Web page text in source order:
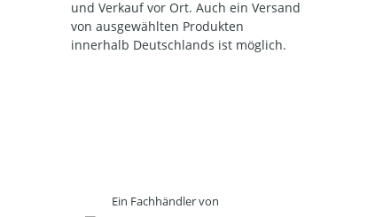
und Verkauf vor Ort. Auch ein Versand
von ausgewählten Produkten
innerhalb Deutschlands ist möglich.
Ein Fachhändler von